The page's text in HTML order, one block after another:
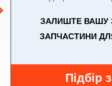
ЗАЛИШТЕ ВАШУ
ЗАПЧАСТИНИ
Підбір